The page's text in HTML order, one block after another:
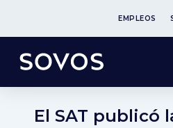
EMPLEOS
El SAT publicó